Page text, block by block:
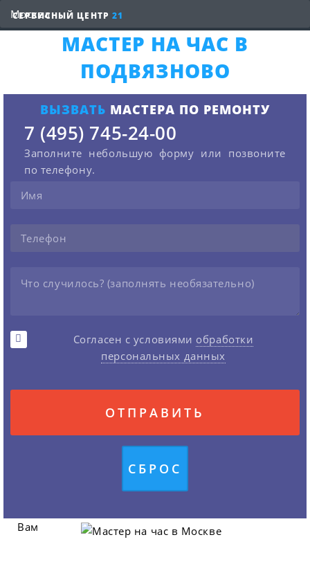
СЕРВИСНЫЙ ЦЕНТР 21
МАСТЕР НА ЧАС В
ПОДВЯЗНОВО
ВЫЗВАТЬ МАСТЕРА ПО РЕМОНТУ
7 (495) 745-24-00
Заполните небольшую форму или позвоните
по телефону.
Согласен с условиями обработки
персональных данных
Вам